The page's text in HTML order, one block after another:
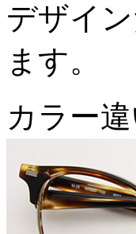
デザイ
ます。
カラー